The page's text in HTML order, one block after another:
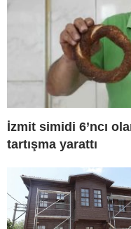
İzmit simidi 6’ncı
tartışma yarattı